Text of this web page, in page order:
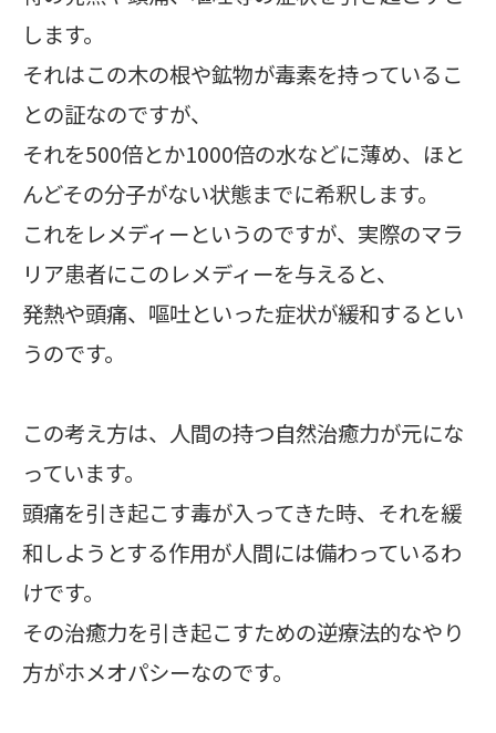
します。
それはこの木の根や鉱物が毒素を持っているこ
との証なのですが、
それを500倍とか1000倍の水などに薄め、ほと
んどその分子がない状態までに希釈します。
これをレメディーというのですが、実際のマラ
リア患者にこのレメディーを与えると、
発熱や頭痛、嘔吐といった症状が緩和するとい
うのです。
この考え方は、人間の持つ自然治癒力が元にな
っています。
頭痛を引き起こす毒が入ってきた時、それを緩
和しようとする作用が人間には備わっているわ
けです。
その治癒力を引き起こすための逆療法的なやり
方がホメオパシーなのです。